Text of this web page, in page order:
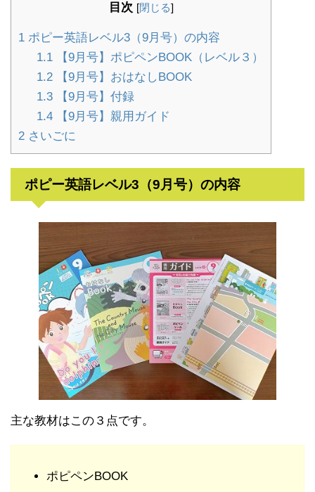
目次 [閉じる]
1 ポピー英語レベル3（9月号）の内容
1.1【9月号】ポピペンBOOK（レベル３）
1.2【9月号】おはなしBOOK
1.3【9月号】付録
1.4【9月号】親用ガイド
2 さいごに
ポピー英語レベル3（9月号）の内容
主な教材はこの３点です。
ポピペンBOOK